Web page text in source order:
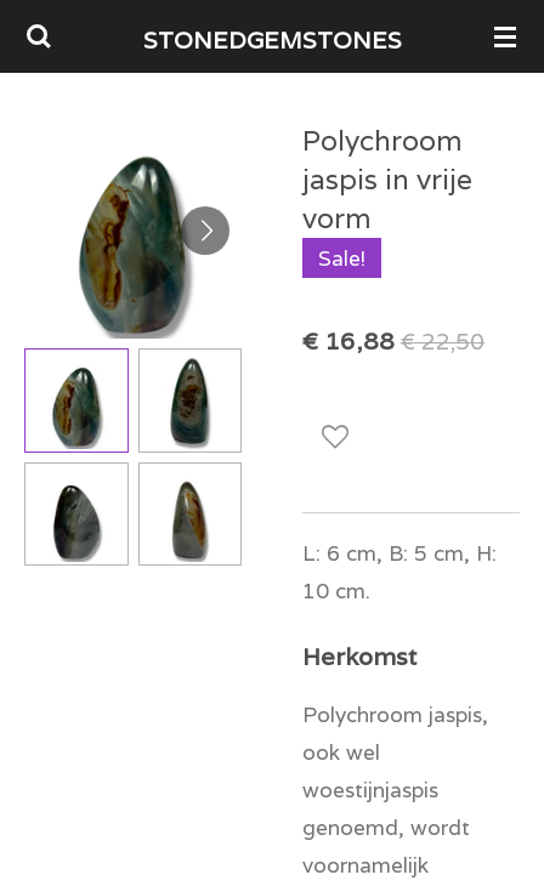
Ga
direct
hoofdinhoud
STONEDGEMSTONES
Polychroom
jaspis in vrije
vorm
Sale!
€ 16,88 € 22,50
L: 6 cm, B: 5 cm, H:
10 cm.
Herkomst
Polychroom jaspis,
ook wel
woestijnjaspis
genoemd, wordt
voornamelijk